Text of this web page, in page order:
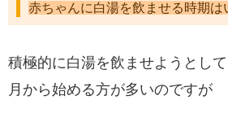
赤ちゃんに白湯を飲ませる時期は
積極的に白湯を飲ませようとし
月から始める方が多いのですが